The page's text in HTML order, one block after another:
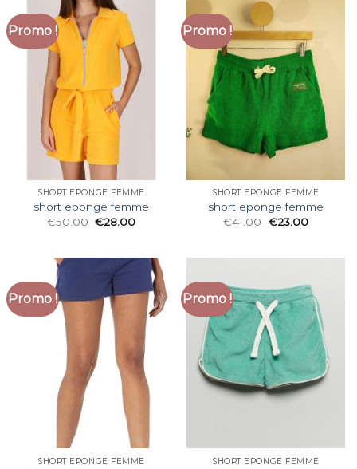
Promo !
SHORT EPONGE FEMME
short eponge femme
€50.00 €28.00
Promo !
SHORT EPONGE FEMME
short eponge femme
€41.00 €23.00
Promo !
SHORT EPONGE FEMME
Promo !
SHORT EPONGE FEMME